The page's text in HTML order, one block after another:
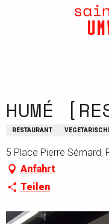
HUMÉ
RESTAURANT
5 Place Pierre Sémard,
Anfahrt
Teilen